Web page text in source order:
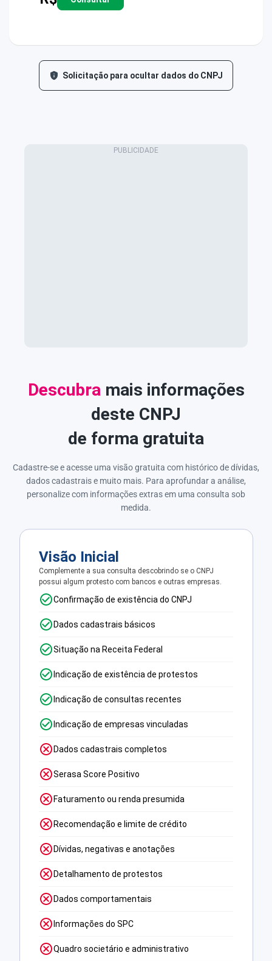
Solicitação para ocultar dados do CNPJ
Descubra mais informações
deste CNPJ
de forma gratuita
Cadastre-se e acesse uma visão gratuita com histórico de dívidas,
dados cadastrais e muito mais. Para aprofundar a análise,
personalize com informações extras em uma consulta sob
medida.
Visão Inicial
Complemente a sua consulta descobrindo se o CNPJ
possui algum protesto com bancos e outras empresas.
Confirmação de existência do CNPJ
Dados cadastrais básicos
Situação na Receita Federal
Indicação de existência de protestos
Indicação de consultas recentes
Indicação de empresas vinculadas
Dados cadastrais completos
Serasa Score Positivo
Faturamento ou renda presumida
Recomendação e limite de crédito
Dívidas, negativas e anotações
Detalhamento de protestos
Dados comportamentais
Informações do SPC
Quadro societário e administrativo